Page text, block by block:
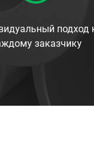
подход
заказчику